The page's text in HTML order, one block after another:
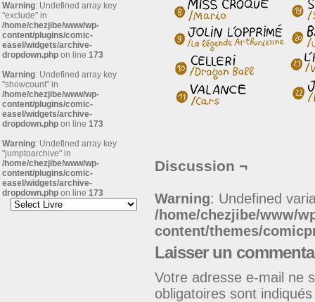
Warning: Undefined array key
"exclude" in
/home/chezjibe/www/wp-
content/plugins/comic-
easel/widgets/archive-
dropdown.php on line 173
Warning: Undefined array key
"showcount" in
/home/chezjibe/www/wp-
content/plugins/comic-
easel/widgets/archive-
dropdown.php on line 173
Warning: Undefined array key
"jumptoarchive" in
/home/chezjibe/www/wp-
content/plugins/comic-
easel/widgets/archive-
dropdown.php on line 173
Discussion ¬
Warning: Undefined
/home/chezjibe/www/
content/themes/
Laisser un
Votre adresse e-mail ne
obligatoires sont